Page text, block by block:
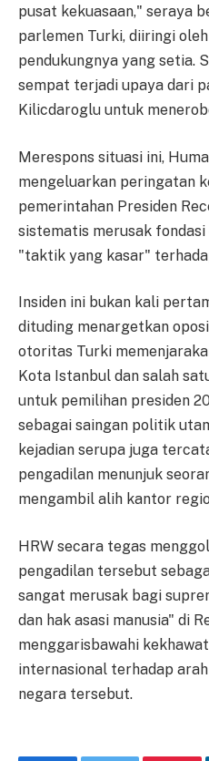
pusat kekuasaan," seraya
parlemen Turki, diiringi
pendukungnya yang setia.
sempat terjadi upaya dari
Kilicdaroglu untuk
Merespons situasi ini,
mengeluarkan peringatan
pemerintahan Presiden
sistematis merusak
"taktik yang kasar"
Insiden ini bukan kali
dituding menargetkan
otoritas Turki
Kota Istanbul dan salah
untuk pemilihan presiden
sebagai saingan politik
kejadian serupa juga
pengadilan menunjuk
mengambil alih kantor
HRW secara tegas
pengadilan tersebut
sangat merusak bagi
dan hak asasi manusia" di
menggarisbawahi
internasional terhadap
negara tersebut.